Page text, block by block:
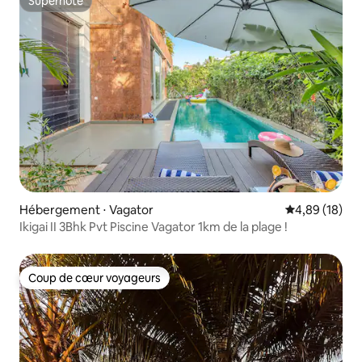
Superhôte
Hébergement ⋅ Vagator Évaluation
4,89 (18)
Ikigai II 3Bhk Pvt Piscine Vagator 1km de la plage !
Coup de cœur voyageurs
Coup de cœur voyageurs